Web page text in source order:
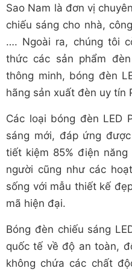
Sao Nam là đơn vị
chiếu sáng cho nhà,
…. Ngoài ra, chúng tôi
thức các sản phẩm
thông minh, bóng đèn
hãng sản xuất đèn uy tín
Các loại bóng đèn LED
sáng mới, đáp ứng
tiết kiệm 85% điện
người cũng như các
sống với mẫu thiết kế
mã hiện đại.
Bóng đèn chiếu sáng
quốc tế về độ an toàn,
không chứa các chất